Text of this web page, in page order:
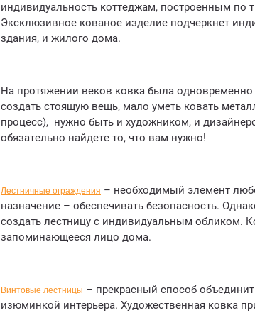
индивидуальность коттеджам, построенным по
Эксклюзивное кованое изделие подчеркнет
здания, и жилого дома.
На протяжении веков ковка была
создать стоящую вещь, мало уметь ковать
процесс), нужно быть и художником, и
обязательно найдете то, что вам нужно!
Лестничные ограждения – необходимый элемент
назначение – обеспечивать безопасность.
создать лестницу с индивидуальным обликом.
запоминающееся лицо дома.
Винтовые лестницы – прекрасный способ
изюминкой интерьера. Художественная ковка